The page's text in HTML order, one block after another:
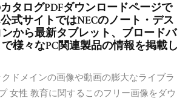
タログPDFダウンロードページで
式サイトではNECのノート・デス
から最新タブレット、ブロードバ
様々なPC関連製品の情報を掲載し
ドメインの画像や動画の膨大なライブラ
女性 教育に関するこのフリー画像をダウ